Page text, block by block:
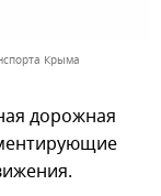
Крыма
дорожная